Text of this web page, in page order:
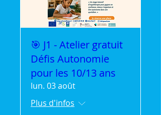
🎯 J1 - Atelier gratuit
Défis Autonomie
pour les 10/13 ans
lun. 03 août
Plus d'infos